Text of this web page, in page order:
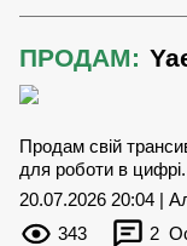
ПРОДАМ:
Продам свій
для роботи в
20.07.2026 20:04 |
343
2